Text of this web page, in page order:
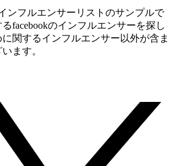
ンフルエンサーリストのサンプルで
facebookのインフルエンサーを探し
関するインフルエンサー以外が含ま
ます。